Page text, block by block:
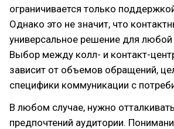
ограничивается только
Однако это не значит, что
универсальное решение для
Выбор между колл- и контакт-
зависит от объемов обращений,
специфики коммуникации с
В любом случае, нужно
предпочтений аудитории.